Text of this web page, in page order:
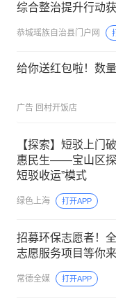
综合整治提升行动
恭城瑶族自治县门户网
给你送红包啦！数
广告 回村开饭店
【探索】短驳上门
惠民生——宝山区探
短驳收运”模式
绿色上海 打开APP
招募环保志愿者！
志愿服务项目等你来
常德全媒 打开APP